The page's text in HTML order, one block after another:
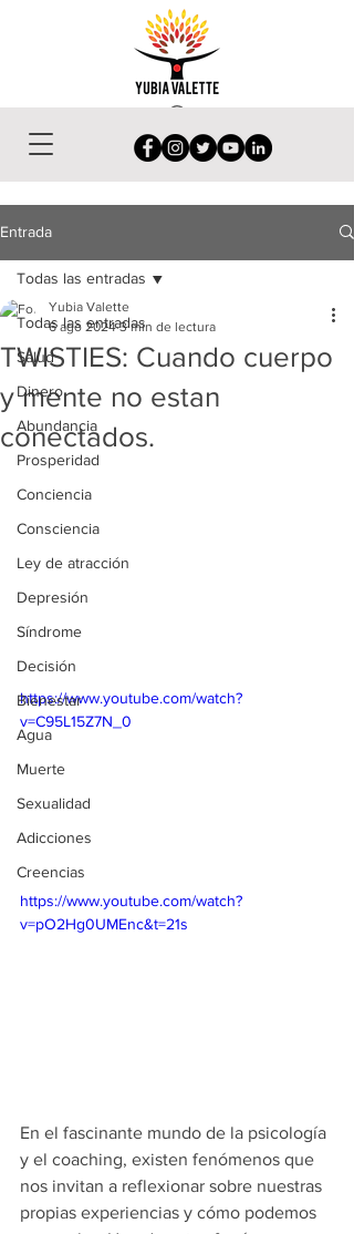
Entrada
Todas las entradas
Salud
Dinero
Abundancia
Prosperidad
Conciencia
Consciencia
Ley de atracción
Depresión
Síndrome
Decisión
Bienestar
Agua
Muerte
Sexualidad
Adicciones
Creencias
Todas las entradas
TWISTIES: Cuando cuerpo
y mente no estan
conectados.
Yubia Valette
6 ago 2024 3 min de lectura
https://www.youtube.com/watch?
v=C95L15Z7N_0
https://www.youtube.com/watch?
v=pO2Hg0UMEnc&t=21s
En el fascinante mundo de la psicología
y el coaching, existen fenómenos que
nos invitan a reflexionar sobre nuestras
propias experiencias y cómo podemos